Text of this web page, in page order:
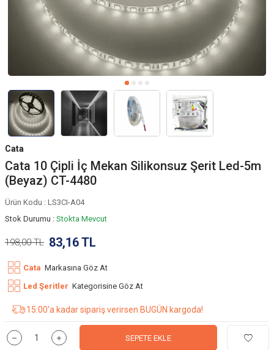
Cata
Cata 10 Çipli İç Mekan Silikonsuz Şerit Led-5m
(Beyaz) CT-4480
Ürün Kodu : LS3CI-A04
Stok Durumu : Stokta Mevcut
198,00TL 83,16TL
Cata Markasına Göz At
Led Şeritler Kategorisine Göz At
15:00'a kadar sipariş verirsen BUGÜN kargoda!
SEPETE EKLE